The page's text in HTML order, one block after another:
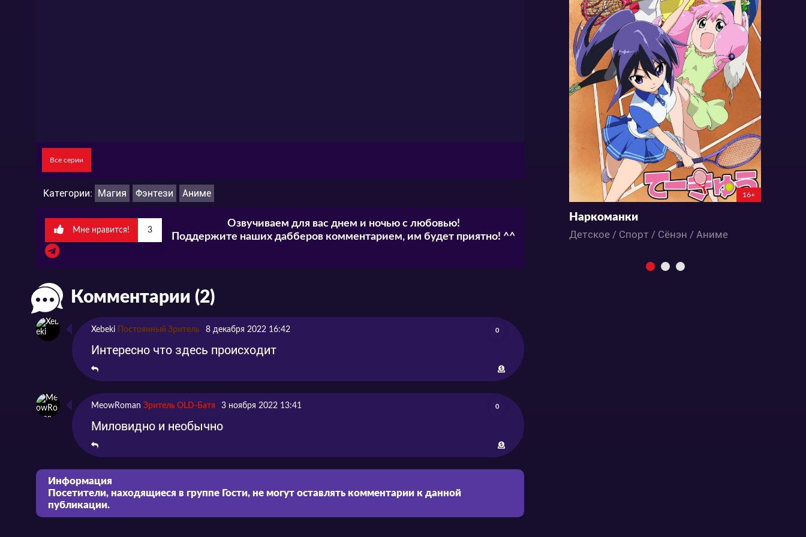
Все серии
Категории: Магия Фэнтези Аниме
Мне нравится! 3
Озвучиваем для вас днем и ночью с любовью!
Поддержите наших дабберов комментарием, им будет приятно! ^^
Комментарии (2)
Xebeki Постоянный Зритель 8 декабря 2022 16:42 0
Интересно что здесь происходит
MeowRoman Зритель OLD-Батя 3 ноября 2022 13:41 0
Миловидно и необычно
Информация
Посетители, находящиеся в группе Гости, не могут оставлять комментарии к данной
публикации.
16+
Наркоманки
Детское / Спорт / Сёнэн / Аниме